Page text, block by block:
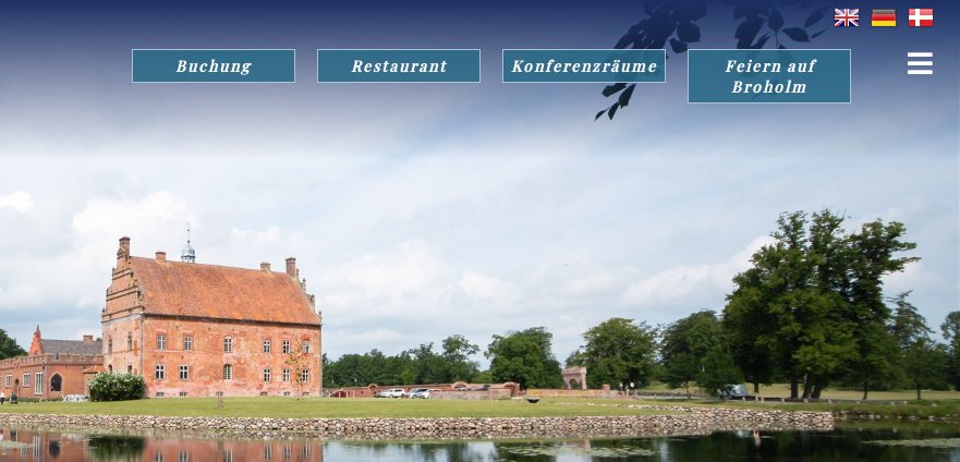
Buchung Restaurant Konferenzräume
Feiern auf
Broholm